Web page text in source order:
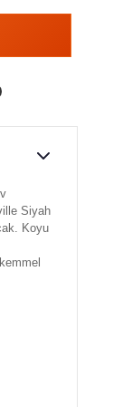
Siyah
Koyu